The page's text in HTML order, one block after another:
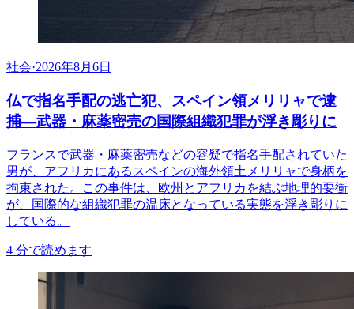
社会·2026年8月6日
仏で指名手配の逃亡犯、スペイン領メリリャで逮
捕―武器・麻薬密売の国際組織犯罪が浮き彫りに
フランスで武器・麻薬密売などの容疑で指名手配されていた
男が、アフリカにあるスペインの海外領土メリリャで身柄を
拘束された。この事件は、欧州とアフリカを結ぶ地理的要衝
が、国際的な組織犯罪の温床となっている実態を浮き彫りに
している。
4 分で読めます